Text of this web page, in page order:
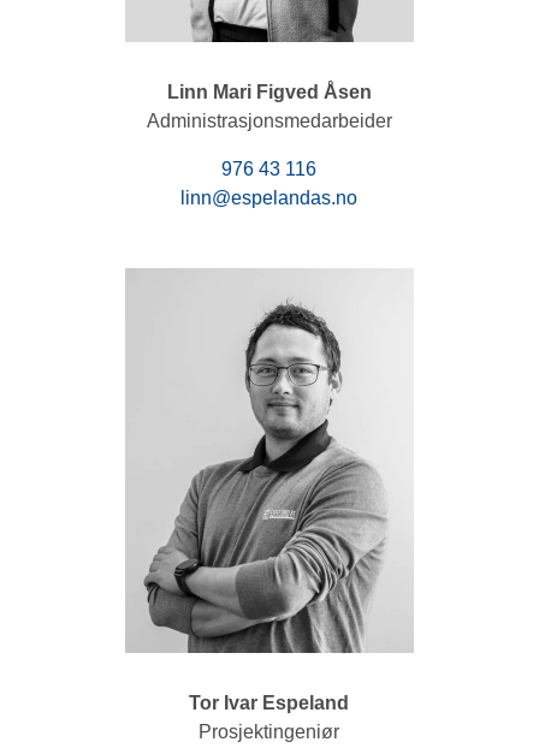
Linn Mari Figved Åsen
Administrasjonsmedarbeider
976 43 116
linn@espelandas.no
Tor Ivar Espeland
Prosjektingeniør